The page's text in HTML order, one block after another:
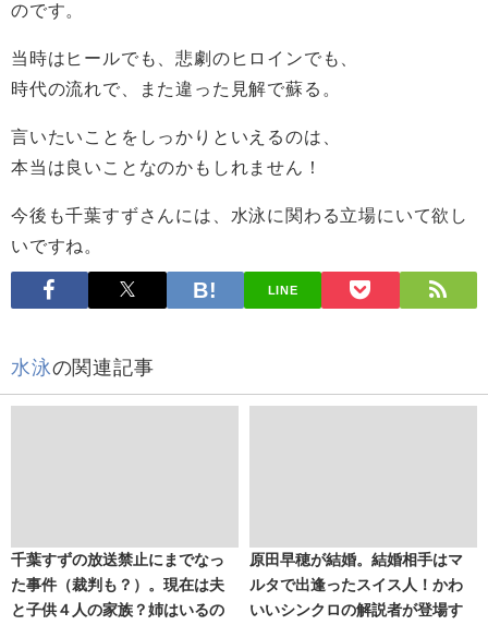
のです。
当時はヒールでも、悲劇のヒロインでも、
時代の流れで、また違った見解で蘇る。
言いたいことをしっかりといえるのは、
本当は良いことなのかもしれません！
今後も千葉すずさんには、水泳に関わる立場にいて欲し
いですね。
LINE
水泳の関連記事
千葉すずの放送禁止にまでなっ
た事件（裁判も？）。現在は夫
と子供４人の家族？姉はいるの
原田早穂が結婚。結婚相手はマ
ルタで出逢ったスイス人！かわ
いいシンクロの解説者が登場す